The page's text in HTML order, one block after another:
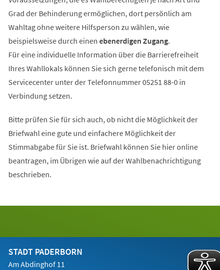
Grad der Behinderung ermöglichen, dort persönlich am
Wahltag ohne weitere Hilfsperson zu wählen, wie
beispielsweise durch einen ebenerdigen Zugang.
Für eine individuelle Information über die Barrierefreiheit
Ihres Wahllokals können Sie sich gerne telefonisch mit dem
Servicecenter unter der Telefonnummer 05251 88-0 in
Verbindung setzen.
Bitte prüfen Sie für sich auch, ob nicht die Möglichkeit der
Briefwahl eine gute und einfachere Möglichkeit der
Stimmabgabe für Sie ist. Briefwahl können Sie hier online
beantragen, im Übrigen wie auf der Wahlbenachrichtigung
beschrieben.
STADT PADERBORN
Am Abdinghof 11